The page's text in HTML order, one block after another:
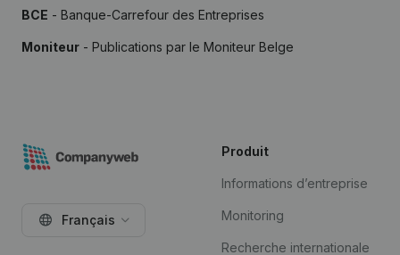
BCE - Banque-Carrefour des Entreprises
Moniteur - Publications par le Moniteur Belge
Français
Produit
Informations d’entreprise
Monitoring
Recherche internationale